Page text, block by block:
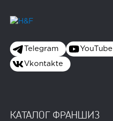
Telegram YouTube
Vkontakte
КАТАЛОГ ФРАНШИЗ